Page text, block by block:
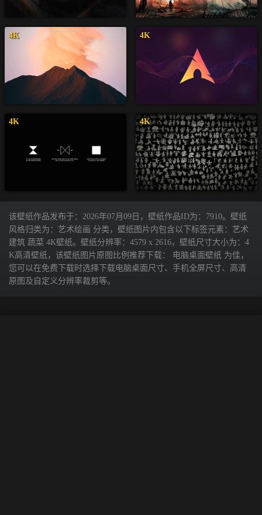
4K 4K
4K 4K
该壁纸作品发布于：2026年07月09日，壁纸作品ID为：7910。壁纸
风格归类为：艺术绘画 分类，壁纸图片内包含以下标签元素：艺术
建筑 蔬菜 4K壁纸。壁纸分辨率：4579 x 2616，壁纸尺寸大小为：4
K高清壁纸，该壁纸图片原图比例推荐下载： 电脑桌面壁纸 为佳，
您可以在免费下载时选择下载电脑桌面尺寸、手机全屏尺寸、高清
原图及自定义分辨率裁剪等。